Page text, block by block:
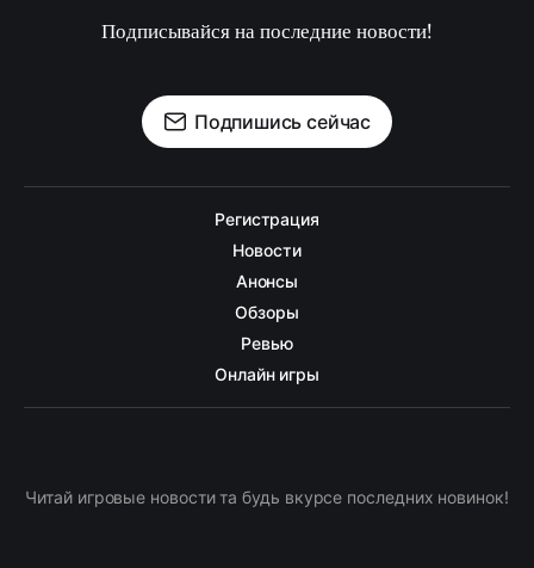
Подписывайся на последние новости!
Подпишись сейчас
Регистрация
Новости
Анонсы
Обзоры
Ревью
Онлайн игры
Читай игровые новости та будь вкурсе последних новинок!